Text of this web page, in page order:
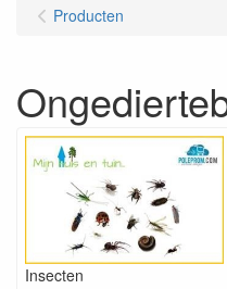
Producten
Insecten